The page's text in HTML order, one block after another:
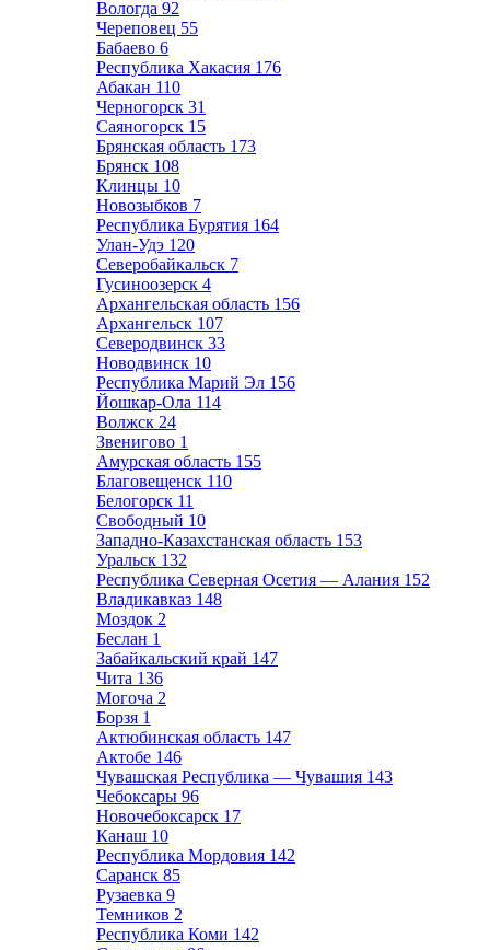
Вологда 92
Череповец 55
Бабаево 6
Республика Хакасия 176
Абакан 110
Черногорск 31
Саяногорск 15
Брянская область 173
Брянск 108
Клинцы 10
Новозыбков 7
Республика Бурятия 164
Улан-Удэ 120
Северобайкальск 7
Гусиноозерск 4
Архангельская область 156
Архангельск 107
Северодвинск 33
Новодвинск 10
Республика Марий Эл 156
Йошкар-Ола 114
Волжск 24
Звенигово 1
Амурская область 155
Благовещенск 110
Белогорск 11
Свободный 10
Западно-Казахстанская область 153
Уральск 132
Республика Северная Осетия — Алания 152
Владикавказ 148
Моздок 2
Беслан 1
Забайкальский край 147
Чита 136
Могоча 2
Борзя 1
Актюбинская область 147
Актобе 146
Чувашская Республика — Чувашия 143
Чебоксары 96
Новочебоксарск 17
Канаш 10
Республика Мордовия 142
Саранск 85
Рузаевка 9
Темников 2
Республика Коми 142